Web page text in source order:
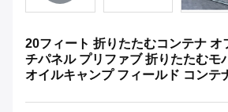
20フィート 折りたたむコンテナ オ
チパネル プリファブ 折りたたむモ
オイルキャンプ フィールド コンテ